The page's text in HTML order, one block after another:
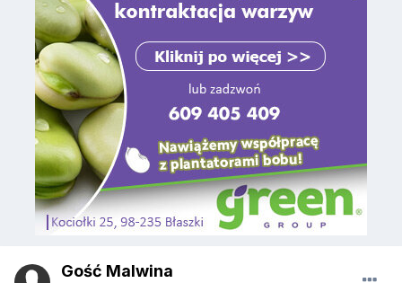
Gość Malwina